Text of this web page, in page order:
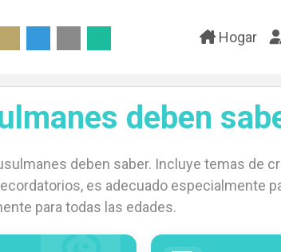
Hogar
deben
deben saber. Incluye temas de
es adecuado especialmente
para todas las edades.